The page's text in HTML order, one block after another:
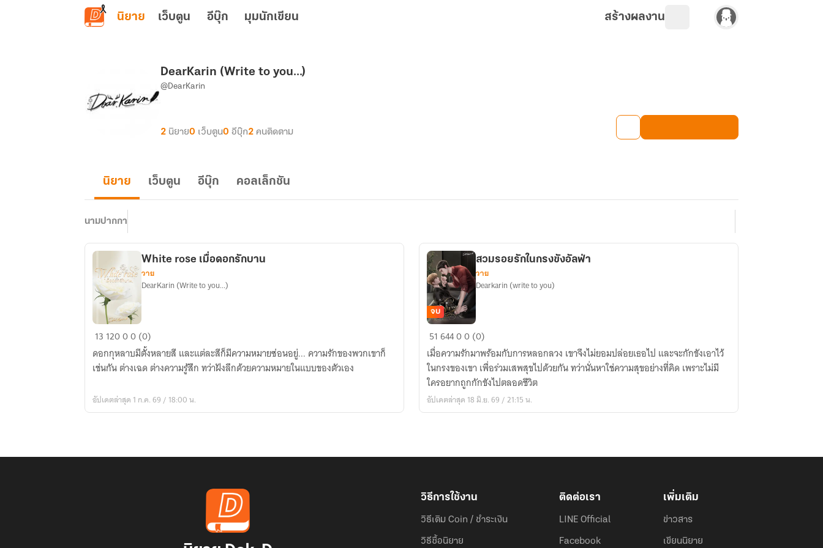
ข้ามไปยังเนื้อหาหลัก
นิยาย เว็บตูน อีบุ๊ก มุมนักเขียน สร้างผลงาน
DearKarin (Write to you...)
@DearKarin
2 นิยาย0 เว็บตูน0 อีบุ๊ก2 คนติดตาม
นิยาย เว็บตูน อีบุ๊ก คอลเล็กชัน
นามปากกา
White
เมื่อ
ดอกรัก
White rose เมื่อดอกรักบาน
วาย
DearKarin (Write to you...)
13 12000 (0)
ดอกกุหลาบมีตั้งหลายสี และแต่ละสีก็มีความหมายซ่อนอยู่... ความรักของพวกเขาก็
เช่นกัน ต่างเฉด ต่างความรู้สึก ทว่าฝังลึกด้วยความหมายในแบบของตัวเอง
อัปเดตล่าสุด 1 ก.ค. 69 / 18:00 น.
สวมรอย
รัก
ใน
กรง
ขัง
อัลฟ่า
จบ
สวมรอยรักในกรงขังอัลฟ่า
วาย
Dearkarin (write to you)
5164400 (0)
เมื่อความรักมาพร้อมกับการหลอกลวง เขาจึงไม่ยอมปล่อยเธอไป และจะกักขังเอาไว้
ในกรงของเขา เพื่อร่วมเสพสุขไปด้วยกัน ทว่านั่นหาใช่ความสุขอย่างที่คิด เพราะไม่มี
ใครอยากถูกกักขังไปตลอดชีวิต
อัปเดตล่าสุด 18 มิ.ย. 69 / 21:15 น.
วิธีการใช้งาน
วิธีเติม Coin / ชำระเงิน
วิธีซื้อนิยาย
ติดต่อเรา
LINE Official
Facebook
เพิ่มเติม
ข่าวสาร
เขียนนิยาย